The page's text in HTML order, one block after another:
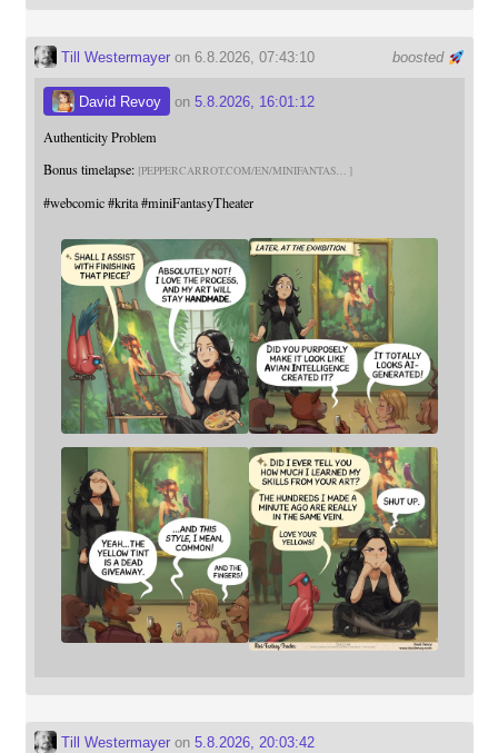
boosted
Till Westermayeron 6.8.2026, 07:43:10
David Revoy on 5.8.2026, 16:01:12
Authenticity Problem
Bonus timelapse: PEPPERCARROT.COM/EN/MINIFANTAS
#webcomic #krita #miniFantasyTheater
Till Westermayeron 5.8.2026, 20:03:42